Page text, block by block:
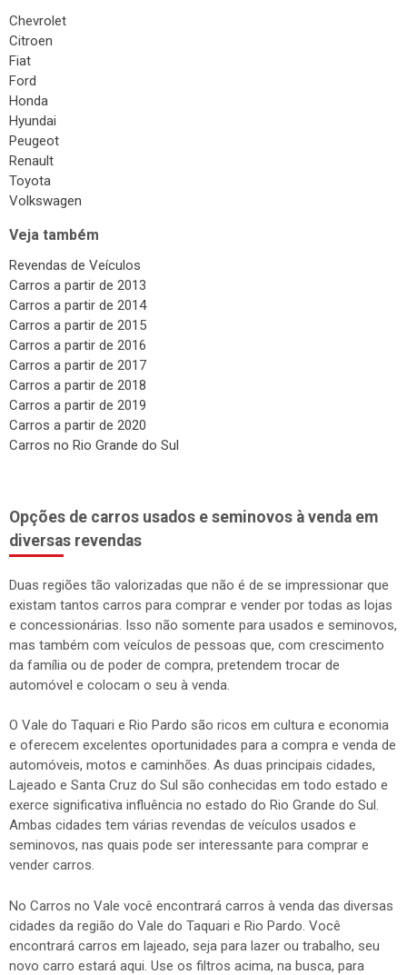
Chevrolet
Citroen
Fiat
Ford
Honda
Hyundai
Peugeot
Renault
Toyota
Volkswagen
Veja também
Revendas de Veículos
Carros a partir de 2013
Carros a partir de 2014
Carros a partir de 2015
Carros a partir de 2016
Carros a partir de 2017
Carros a partir de 2018
Carros a partir de 2019
Carros a partir de 2020
Carros no Rio Grande do Sul
Opções de carros usados e seminovos à venda em
diversas revendas
Duas regiões tão valorizadas que não é de se impressionar que
existam tantos carros para comprar e vender por todas as lojas
e concessionárias. Isso não somente para usados e seminovos,
mas também com veículos de pessoas que, com crescimento
da família ou de poder de compra, pretendem trocar de
automóvel e colocam o seu à venda.
O Vale do Taquari e Rio Pardo são ricos em cultura e economia
e oferecem excelentes oportunidades para a compra e venda de
automóveis, motos e caminhões. As duas principais cidades,
Lajeado e Santa Cruz do Sul são conhecidas em todo estado e
exerce significativa influência no estado do Rio Grande do Sul.
Ambas cidades tem várias revendas de veículos usados e
seminovos, nas quais pode ser interessante para comprar e
vender carros.
No Carros no Vale você encontrará carros à venda das diversas
cidades da região do Vale do Taquari e Rio Pardo. Você
encontrará carros em lajeado, seja para lazer ou trabalho, seu
novo carro estará aqui. Use os filtros acima, na busca, para